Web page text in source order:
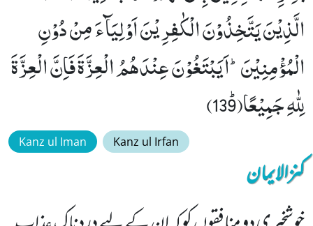
الَّذِیْنَ یَتَّخِذُوْنَ الْكٰفِرِیْنَ اَوْلِیَآءَ مِنْ دُوْنِ
الْمُؤْمِنِیْنَؕ-اَیَبْتَغُوْنَ عِنْدَهُمُ الْعِزَّةَ فَاِنَّ الْعِزَّةَ
لِلّٰهِ جَمِیْعًاﭤ(139)
Kanz ul Iman Kanz ul Irfan
کنزالایمان